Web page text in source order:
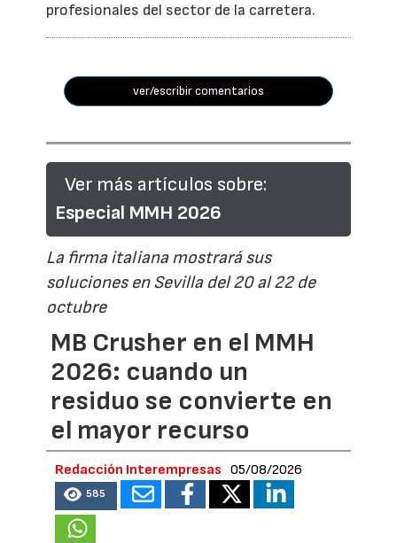
profesionales del sector de la carretera.
ver/escribir comentarios
Ver más artículos sobre:
Especial MMH 2026
La firma italiana mostrará sus
soluciones en Sevilla del 20 al 22 de
octubre
MB Crusher en el MMH
2026: cuando un
residuo se convierte en
el mayor recurso
Redacción Interempresas 05/08/2026
585